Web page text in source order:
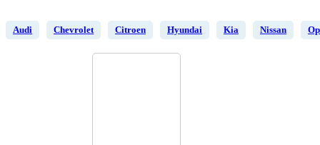
Audi Chevrolet Citroen Hyundai Kia Nissan